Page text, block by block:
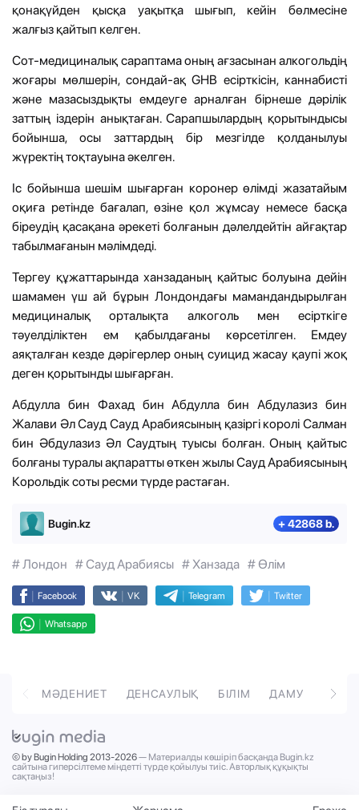
қонақүйден қысқа уақытқа шығып, кейін бөлмесіне
жалғыз қайтып келген.
Сот-медициналық сараптама оның ағзасынан алкогольдің
жоғары мөлшерін, сондай-ақ GHB есірткісін, каннабисті
және мазасыздықты емдеуге арналған бірнеше дәрілік
заттың іздерін анықтаған. Сарапшылардың қорытындысы
бойынша, осы заттардың бір мезгілде қолданылуы
жүректің тоқтауына әкелген.
Іс бойынша шешім шығарған коронер өлімді жазатайым
оқиға ретінде бағалап, өзіне қол жұмсау немесе басқа
біреудің қасақана әрекеті болғанын дәлелдейтін айғақтар
табылмағанын мәлімдеді.
Тергеу құжаттарында ханзаданың қайтыс болуына дейін
шамамен үш ай бұрын Лондондағы мамандандырылған
медициналық орталықта алкоголь мен есірткіге
тәуелділіктен ем қабылдағаны көрсетілген. Емдеу
аяқталған кезде дәрігерлер оның суицид жасау қаупі жоқ
деген қорытынды шығарған.
Абдулла бин Фахад бин Абдулла бин Абдулазиз бин
Жалави Әл Сауд Сауд Арабиясының қазіргі королі Салман
бин Әбдулазиз Әл Саудтың туысы болған. Оның қайтыс
болғаны туралы ақпаратты өткен жылы Сауд Арабиясының
Корольдік соты ресми түрде растаған.
Bugin.kz + 42868 b.
# Лондон # Сауд Арабиясы # Ханзада # Өлім
| Facebook | VK | Telegram | Twitter
| Whatsapp
МӘДЕНИЕТ ДЕНСАУЛЫҚ БІЛІМ ДАМУ
© by Bugin Holding 2013-2026— Материалды көшіріп басқанда Bugin.kz
сайтына гиперсілтеме міндетті түрде қойылуы тиіс. Авторлық құқықты
сақтаңыз!